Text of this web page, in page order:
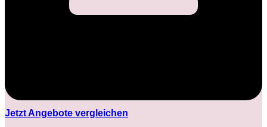
Jetzt Angebote vergleichen